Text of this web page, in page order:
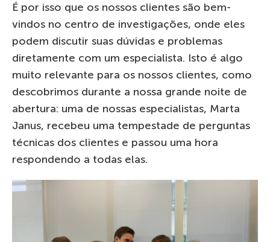
É por isso que os nossos clientes são bem-
vindos no centro de investigações, onde eles
podem discutir suas dúvidas e problemas
diretamente com um especialista. Isto é algo
muito relevante para os nossos clientes, como
descobrimos durante a nossa grande noite de
abertura: uma de nossas especialistas, Marta
Janus, recebeu uma tempestade de perguntas
técnicas dos clientes e passou uma hora
respondendo a todas elas.